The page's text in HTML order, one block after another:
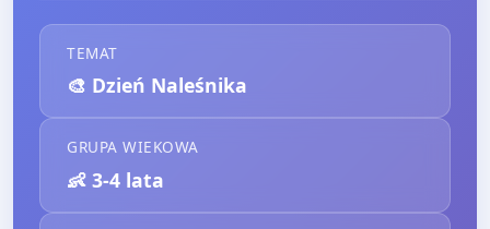
TEMAT
🎨 Dzień Naleśnika
GRUPA WIEKOWA
👶 3-4 lata